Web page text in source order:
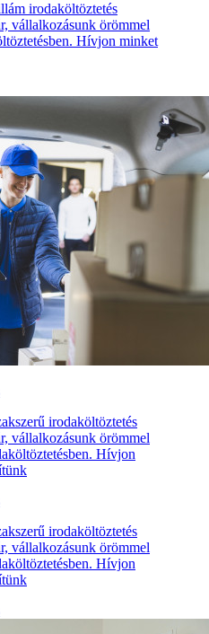
irodaköltöztetés
vállalkozásunk örömmel
Hívjon minket
irodaköltöztetés
vállalkozásunk örömmel
Hívjon
irodaköltöztetés
vállalkozásunk örömmel
Hívjon